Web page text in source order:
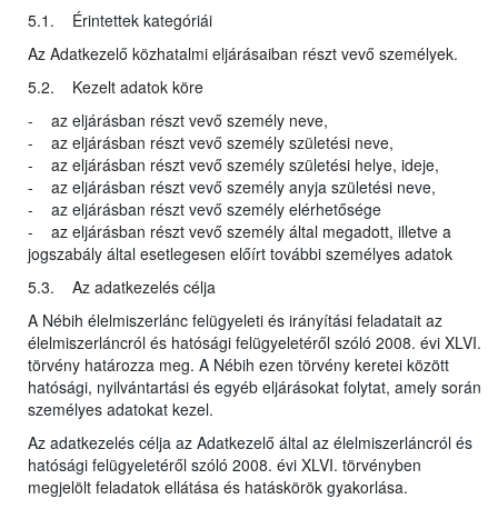
5.1. Érintettek kategóriái
Az Adatkezelő közhatalmi eljárásaiban részt vevő személyek.
5.2. Kezelt adatok köre
- az eljárásban részt vevő személy neve,
- az eljárásban részt vevő személy születési neve,
- az eljárásban részt vevő személy születési helye, ideje,
- az eljárásban részt vevő személy anyja születési neve,
- az eljárásban részt vevő személy elérhetősége
- az eljárásban részt vevő személy által megadott, illetve a
jogszabály által esetlegesen előírt további személyes adatok
5.3. Az adatkezelés célja
A Nébih élelmiszerlánc felügyeleti és irányítási feladatait az
élelmiszerláncról és hatósági felügyeletéről szóló 2008. évi XLVI.
törvény határozza meg. A Nébih ezen törvény keretei között
hatósági, nyilvántartási és egyéb eljárásokat folytat, amely során
személyes adatokat kezel.
Az adatkezelés célja az Adatkezelő által az élelmiszerláncról és
hatósági felügyeletéről szóló 2008. évi XLVI. törvényben
megjelölt feladatok ellátása és hatáskörök gyakorlása.